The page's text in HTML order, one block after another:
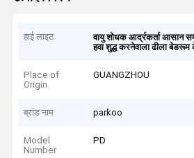
हाई लाइट वायु शोधक आर्द्रकर्ता आसान
हवा शुद्ध करनेवाला ढीला
Place of
Origin
GUANGZHOU
ब्रांड नाम parkoo
Model
Number
PD